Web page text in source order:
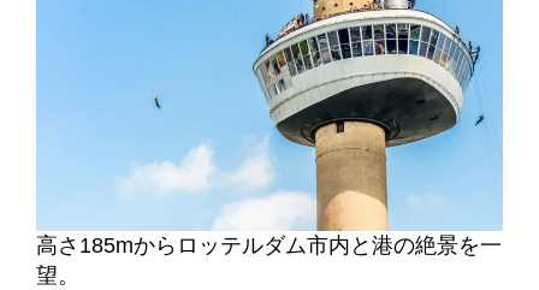
高さ185mからロッテルダム市内と港の絶景を一
望。